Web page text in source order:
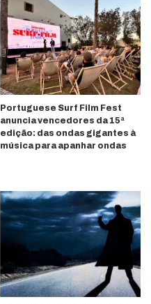
Portuguese Surf Film Fest
anuncia vencedores da 15ª
edição: das ondas gigantes à
música para apanhar ondas